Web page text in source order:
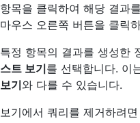
항목을 클릭하여 해당 결과
마우스 오른쪽 버튼을 클릭
특정 항목의 결과를 생성한
스트 보기를 선택합니다. 이
보기와 다를 수 있습니다.
보기에서 쿼리를 제거하려